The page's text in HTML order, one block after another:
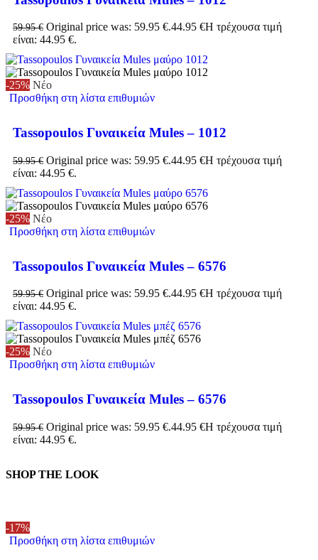
59.95€ Original price was: 59.95 €.44.95 €Η τρέχουσα τιμή
είναι: 44.95 €.
-25% Νέο
Προσθήκη στη λίστα επιθυμιών
Tassopoulos Γυναικεία Mules – 1012
59.95€ Original price was: 59.95 €.44.95 €Η τρέχουσα τιμή
είναι: 44.95 €.
-25% Νέο
Προσθήκη στη λίστα επιθυμιών
Tassopoulos Γυναικεία Mules – 6576
59.95€ Original price was: 59.95 €.44.95 €Η τρέχουσα τιμή
είναι: 44.95 €.
-25% Νέο
Προσθήκη στη λίστα επιθυμιών
Tassopoulos Γυναικεία Mules – 6576
59.95€ Original price was: 59.95 €.44.95 €Η τρέχουσα τιμή
είναι: 44.95 €.
SHOP THE LOOK
-17%
Προσθήκη στη λίστα επιθυμιών